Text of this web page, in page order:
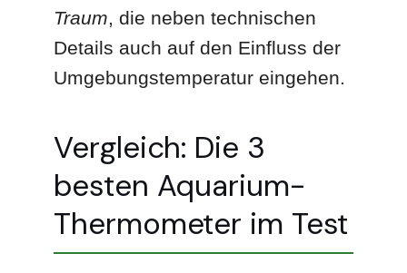
Traum, die neben technischen
Details auch auf den Einfluss der
Umgebungstemperatur eingehen.
Vergleich: Die 3
besten Aquarium-
Thermometer im Test